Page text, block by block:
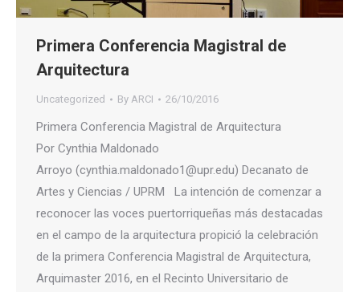
Primera Conferencia Magistral de
Arquitectura
Uncategorized By ARCI 26/10/2016
Primera Conferencia Magistral de Arquitectura
Por Cynthia Maldonado
Arroyo (cynthia.maldonado1@upr.edu) Decanato de
Artes y Ciencias / UPRM La intención de comenzar a
reconocer las voces puertorriqueñas más destacadas
en el campo de la arquitectura propició la celebración
de la primera Conferencia Magistral de Arquitectura,
Arquimaster 2016, en el Recinto Universitario de